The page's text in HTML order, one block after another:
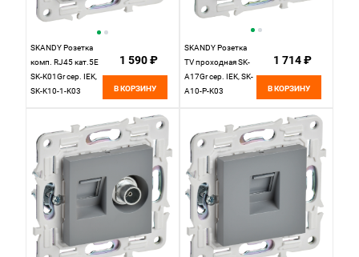
SKANDY Розетка
комп. RJ45 кат.5E
SK-K01Gr сер. IEK,
SK-K10-1-K03
1 590 ₽
В КОРЗИНУ
SKANDY Розетка
TV проходная SK-
A17Gr сер. IEK, SK-
A10-P-K03
1 714 ₽
В КОРЗИНУ